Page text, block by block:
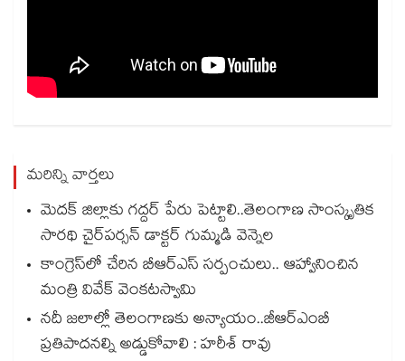
మరిన్ని వార్తలు
మెదక్ జిల్లాకు గద్దర్ పేరు పెట్టాలి..తెలంగాణ సాంస్కృతిక
సారథి చైర్‌‌పర్సన్ డాక్టర్ గుమ్మడి వెన్నెల
కాంగ్రెస్‌‌‌‌లో చేరిన బీఆర్ఎస్ సర్పంచులు.. ఆహ్వానించిన
మంత్రి వివేక్ వెంకటస్వామి
నదీ జలాల్లో తెలంగాణకు అన్యాయం..జీఆర్ఎంబీ
ప్రతిపాదనల్ని అడ్డుకోవాలి : హరీశ్ రావు